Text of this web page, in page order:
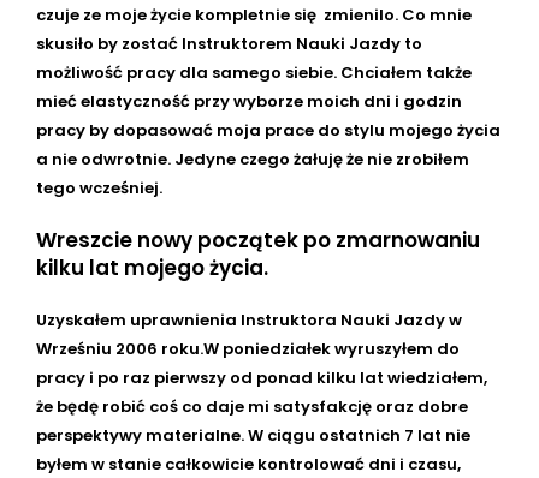
czuje ze moje życie kompletnie się zmienilo. Co mnie
skusiło by zostać Instruktorem Nauki Jazdy to
możliwość pracy dla samego siebie. Chciałem także
mieć elastyczność przy wyborze moich dni i godzin
pracy by dopasować moja prace do stylu mojego życia
a nie odwrotnie. Jedyne czego żałuję że nie zrobiłem
tego wcześniej.
Wreszcie nowy początek po zmarnowaniu
kilku lat mojego życia.
Uzyskałem uprawnienia Instruktora Nauki Jazdy w
Wrześniu 2006 roku.W poniedziałek wyruszyłem do
pracy i po raz pierwszy od ponad kilku lat wiedziałem,
że będę robić coś co daje mi satysfakcję oraz dobre
perspektywy materialne. W ciągu ostatnich 7 lat nie
byłem w stanie całkowicie kontrolować dni i czasu,